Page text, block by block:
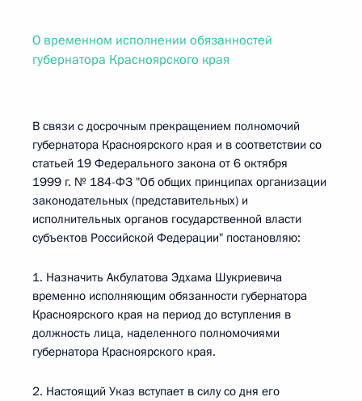
О временном исполнении обязанностей
губернатора Красноярского края
В связи с досрочным прекращением полномочий
губернатора Красноярского края и в соответствии со
статьей 19 Федерального закона от 6 октября
1999 г. № 184-ФЗ "Об общих принципах организации
законодательных (представительных) и
исполнительных органов государственной власти
субъектов Российской Федерации" постановляю:
1. Назначить Акбулатова Эдхама Шукриевича
временно исполняющим обязанности губернатора
Красноярского края на период до вступления в
должность лица, наделенного полномочиями
губернатора Красноярского края.
2. Настоящий Указ вступает в силу со дня его